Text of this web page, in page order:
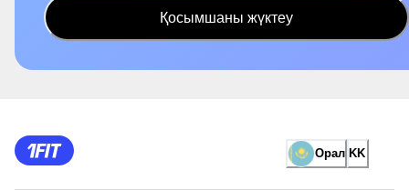
Қосымшаны жүктеу
Орал KK